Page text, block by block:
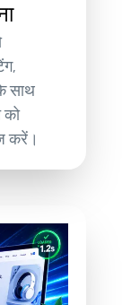
साथ
को
करें।